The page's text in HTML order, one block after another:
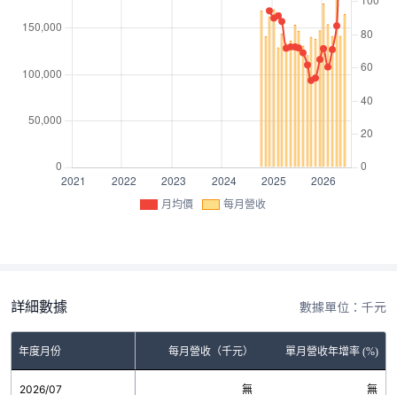
月均價 每月營收
詳細數據 數據單位：千元
年度月份 每月營收（千元） 單月營收年增率 (%)
2026/07 無 無